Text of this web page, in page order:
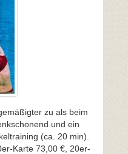
zu als beim
und ein
(ca. 20 min).
Karte 73,00 €, 20er-